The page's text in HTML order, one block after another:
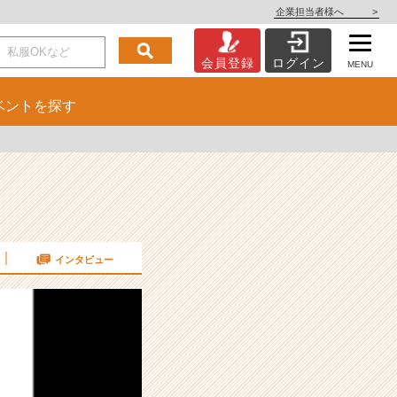
企業担当者様へ >
会員登録 ログイン MENU
ント を探す
インタビュー